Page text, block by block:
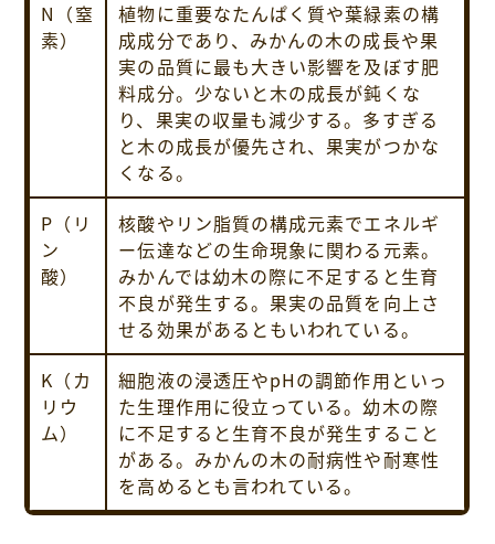
N（窒
素）
植物に重要なたんぱく質や葉緑素の構
成成分であり、みかんの木の成長や果
実の品質に最も大きい影響を及ぼす肥
料成分。少ないと木の成長が鈍くな
り、果実の収量も減少する。多すぎる
と木の成長が優先され、果実がつかな
くなる。
P（リ
ン
酸）
核酸やリン脂質の構成元素でエネルギ
ー伝達などの生命現象に関わる元素。
みかんでは幼木の際に不足すると生育
不良が発生する。果実の品質を向上さ
せる効果があるともいわれている。
K（カ
リウ
ム）
細胞液の浸透圧やpHの調節作用といっ
た生理作用に役立っている。幼木の際
に不足すると生育不良が発生すること
がある。みかんの木の耐病性や耐寒性
を高めるとも言われている。